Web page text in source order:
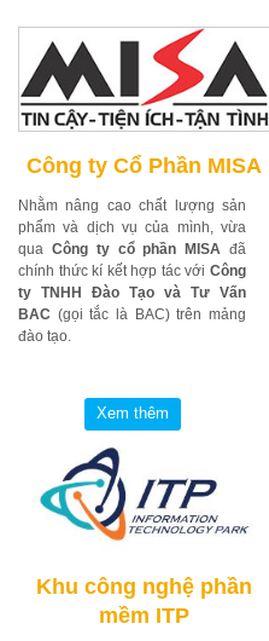
Công ty Cổ Phần MISA
Nhằm nâng cao chất lượng sản
phẩm và dịch vụ của mình, vừa
qua Công ty cổ phần MISAđã
chính thức kí kết hợp tác với Công
ty TNHH Đào Tạo và Tư Vấn
BAC (gọi tắc là BAC) trên mảng
đào tạo.
Khu công nghệ phần
mềm ITP